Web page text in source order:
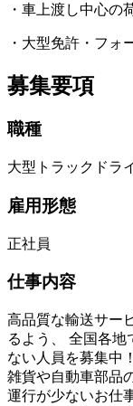
・車上渡し中心の
・大型免許・フォ
募集要項
職種
大型トラックドラ
雇用形態
正社員
仕事内容
高品質な輸送サー
るよう、 全国各地
ない人員を募集中
雑貨や自動車部品
運行が少ないお仕